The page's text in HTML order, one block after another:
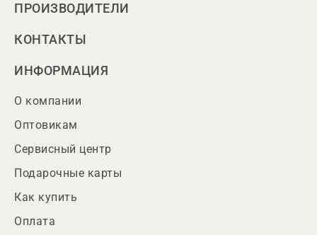
ПРОИЗВОДИТЕЛИ
КОНТАКТЫ
ИНФОРМАЦИЯ
О компании
Оптовикам
Сервисный центр
Подарочные карты
Как купить
Оплата